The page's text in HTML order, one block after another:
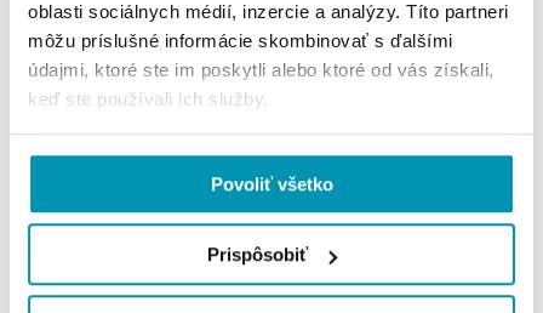
oblasti sociálnych médií, inzercie a analýzy. Títo partneri
môžu príslušné informácie skombinovať s ďalšími
údajmi, ktoré ste im poskytli alebo ktoré od vás získali,
keď ste používali ich služby.
Povoliť všetko
Prispôsobiť
I'm interested in this office
Radovan Mihálek
Head of Office Agency
+421 911 758 118